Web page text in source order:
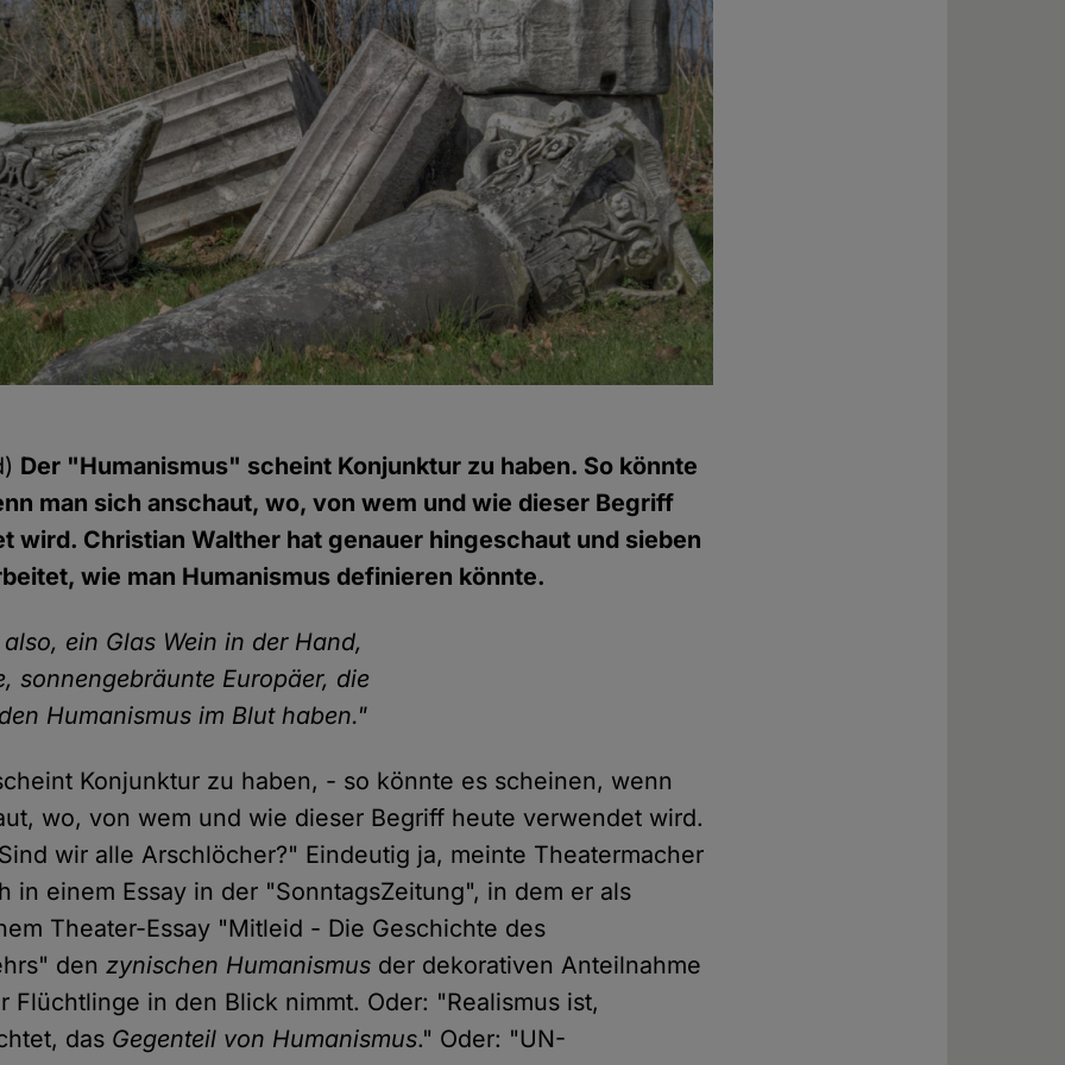
Der "Humanismus" scheint Konjunktur zu haben. So könnte
man sich anschaut, wo, von wem und wie dieser Begriff
wird. Christian Walther hat genauer hingeschaut und sieben
wie man Humanismus definieren könnte.
ein Glas Wein in der Hand,
sonnengebräunte Europäer, die
Humanismus im Blut haben."
Konjunktur zu haben, - so könnte es scheinen, wenn
wo, von wem und wie dieser Begriff heute verwendet wird.
wir alle Arschlöcher?" Eindeutig ja, meinte Theatermacher
in einem Essay in der "SonntagsZeitung", in dem er als
Theater-Essay "Mitleid - Die Geschichte des
denzynischen Humanismus der dekorativen Anteilnahme
Flüchtlinge in den Blick nimmt. Oder: "Realismus ist,
das Gegenteil von Humanismus." Oder: "UN-